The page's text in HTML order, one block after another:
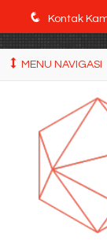
q Kontak
MENU NAVIGASI